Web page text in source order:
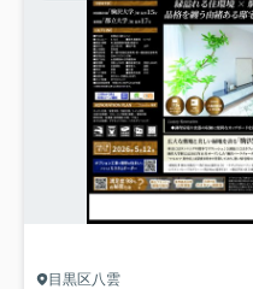
目黒区八雲